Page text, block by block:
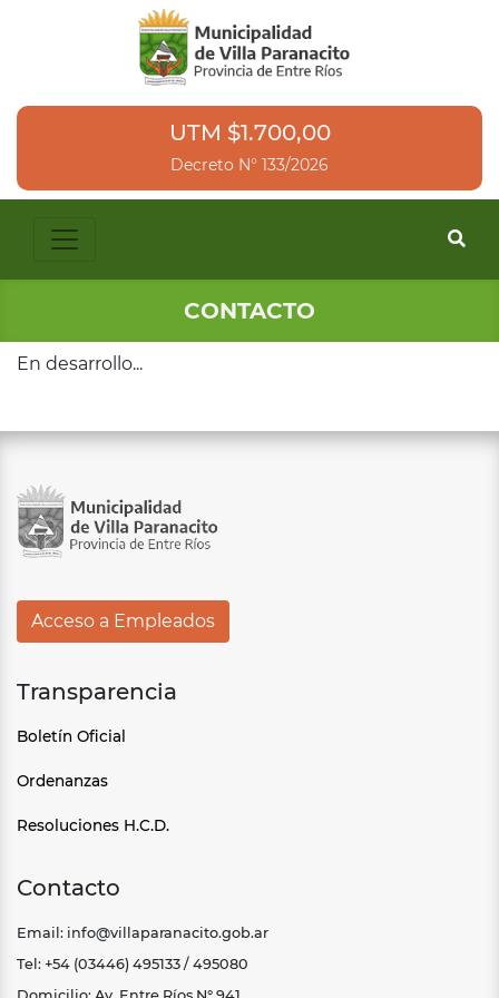
UTM $1.700,00
Decreto N° 133/2026
CONTACTO
En desarrollo...
Acceso a Empleados
Transparencia
Boletín Oficial
Ordenanzas
Resoluciones H.C.D.
Contacto
Email: info@villaparanacito.gob.ar
Tel: +54 (03446) 495133 / 495080